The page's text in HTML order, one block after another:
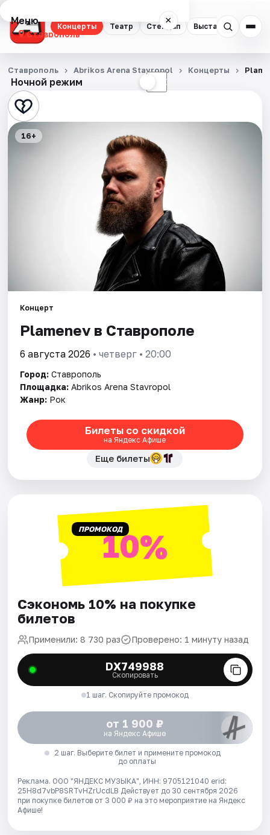
Концерты Театр Стендап Выставки Спорт
Меню ×
Ставрополь
Концерты
Театр
Стендап
Рейтинги
Ночной режим ☾
Ставрополь Abrikos Arena Stavropol Концерты
16+
Концерт
Plamenev в Ставрополе
6 августа 2026 • четверг • 20:00
Город: Ставрополь
Площадка: Abrikos Arena Stavropol
Жанр: Рок
Билеты со скидкой
на Яндекс Афише
Еще билеты
ПРОМОКОД10%
Сэкономь 10% на покупке
билетов
Применили: 8 730 раз Проверено: 1 минуту назад
DX749988
Скопировать
1 шаг. Скопируйте промокод
от 1 900 ₽
на Яндекс Афише
2 шаг. Выберите билет и примените промокод
до оплаты
Реклама. ООО "ЯНДЕКС МУЗЫКА", ИНН: 9705121040 erid:
25H8d7vbP8SRTvHZrUcdLB Действует до 30 сентября 2026
при покупке билетов от 3 000 ₽ на это мероприятие на Яндекс
Афише!